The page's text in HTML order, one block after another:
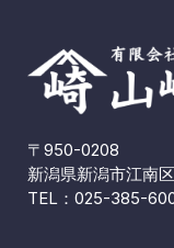
〒950-0208
新潟県新潟市江南
TEL： 025-385-